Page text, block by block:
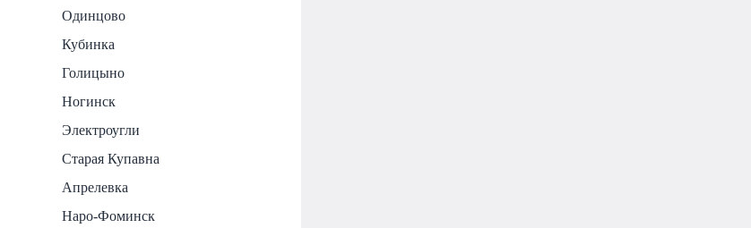
Одинцово
Кубинка
Голицыно
Ногинск
Электроугли
Старая Купавна
Апрелевка
Наро-Фоминск